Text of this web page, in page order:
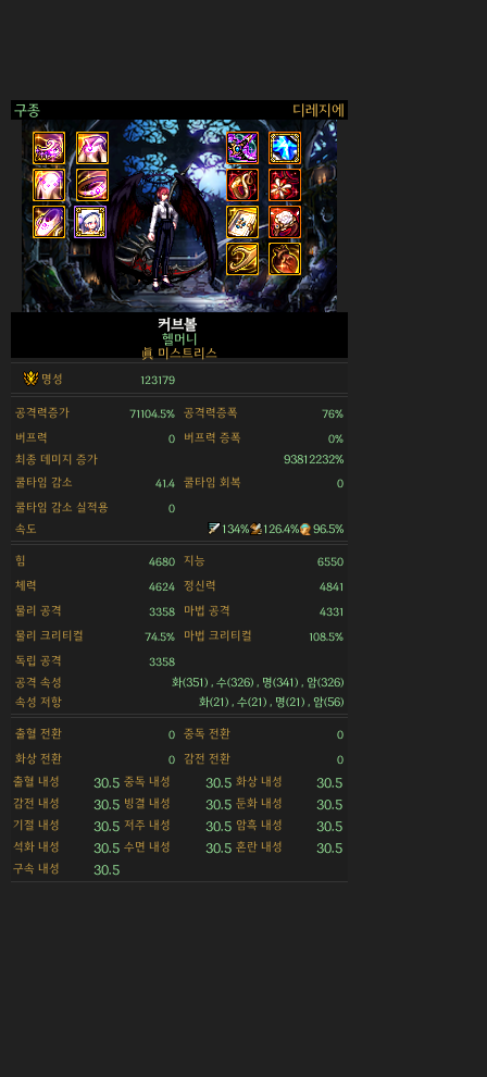
구종 디레지에
>
커브볼
헬머니
眞 미스트리스
명성 123179
공격력증가 71104.5% 공격력증폭 76%
버프력 0 버프력 증폭 0%
최종 데미지 증가
93812232%
쿨타임 감소
41.4 쿨타임 회복 0
쿨타임 감소 실적용 0
속도 134% 126.4% 96.5%
힘 4680 지능 6550
체력 4624 정신력 4841
물리 공격 3358 마법 공격 4331
물리 크리티컬 74.5% 마법 크리티컬 108.5%
독립 공격 3358
공격 속성
화(351) , 수(326) , 명(341) , 암(326)
속성 저항
화(21) , 수(21) , 명(21) , 암(56)
출혈 전환 0 중독 전환 0
화상 전환 0 감전 전환 0
출혈 내성 30.5 중독 내성 30.5 화상 내성 30.5
감전 내성 30.5 빙결 내성 30.5 둔화 내성 30.5
기절 내성 30.5 저주 내성 30.5 암흑 내성 30.5
석화 내성 30.5 수면 내성 30.5 혼란 내성 30.5
구속 내성 30.5